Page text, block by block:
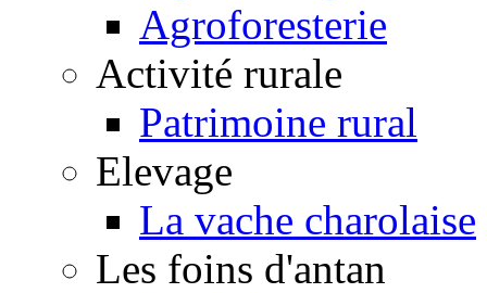
Agroforesterie
Activité rurale
Patrimoine rural
Elevage
La vache charolaise
Les foins d'antan